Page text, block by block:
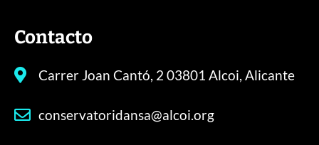
Contacto
Carrer Joan Cantó, 2 03801 Alcoi, Alicante
conservatoridansa@alcoi.org